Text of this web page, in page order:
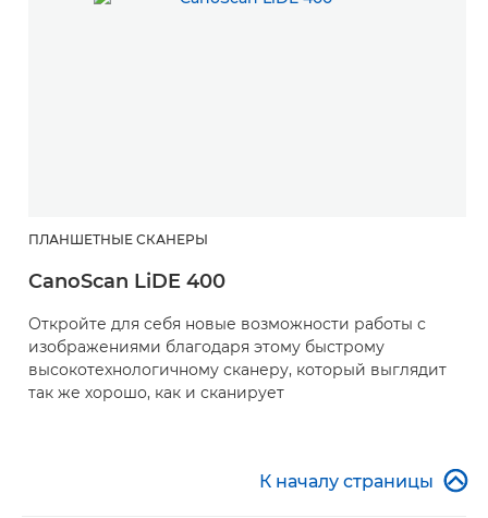
ПЛАНШЕТНЫЕ СКАНЕРЫ
CanoScan LiDE 400
Откройте для себя новые возможности работы с
изображениями благодаря этому быстрому
высокотехнологичному сканеру, который выглядит
так же хорошо, как и сканирует
К началу страницы 